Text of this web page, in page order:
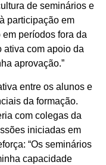
de seminários e
participação em
períodos fora da
ativa com apoio da
aprovação.”
entre os alunos e
da formação.
com colegas da
iniciadas em
“Os seminários
capacidade